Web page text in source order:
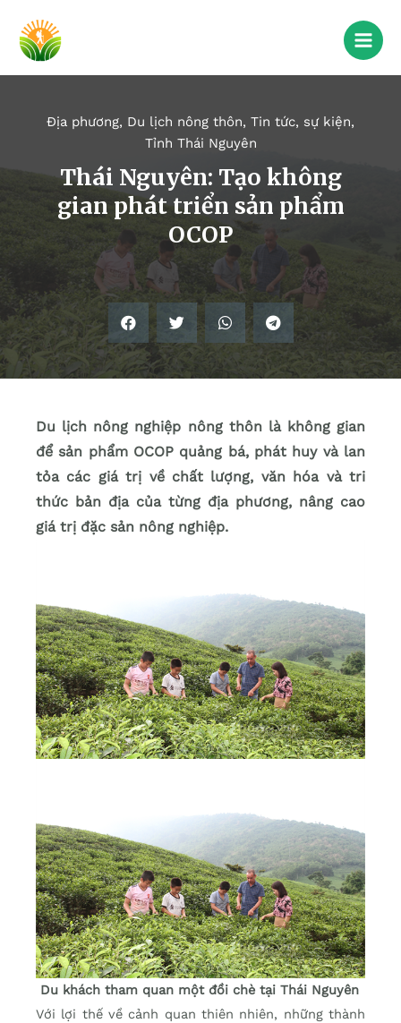
Địa phương, Du lịch nông thôn, Tin tức, sự kiện,
Tỉnh Thái Nguyên
Thái Nguyên: Tạo không
gian phát triển sản phẩm
OCOP
Du lịch nông nghiệp nông thôn là không gian
để sản phẩm OCOP quảng bá, phát huy và lan
tỏa các giá trị về chất lượng, văn hóa và tri
thức bản địa của từng địa phương, nâng cao
giá trị đặc sản nông nghiệp.
Du khách tham quan một đồi chè tại Thái Nguyên
Với lợi thế về cảnh quan thiên nhiên, những thành